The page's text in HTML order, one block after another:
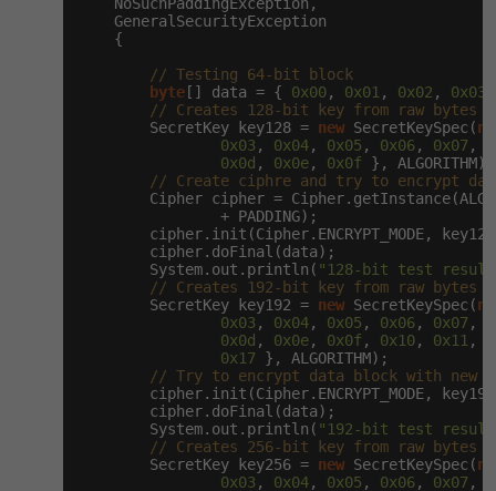
    GeneralSecurityException
    {
// Testing 64-bit block
byte [] data = { 0x00, 0x01 , 0x02 , 0x03
// Creates 128-bit key from raw bytes
        SecretKey key128 =
new SecretKeySpec(
0x03 , 0x04, 0x05 , 0x06, 0x07 ,
0x0d , 0x0e, 0x0f }, ALGORITHM);
// Create ciphre and try to encrypt
Cipher cipher =
                + PADDING);
cipher.init(Cipher.ENCRYPT_MODE,
        cipher.doFinal(data);
        System.out.println(
"128-bit test
// Creates 192-bit key from raw bytes
        SecretKey key192 =
new SecretKeySpec(
0x03 , 0x04, 0x05 , 0x06, 0x07 ,
0x0d , 0x0e, 0x0f , 0x10, 0x11 ,
0x17 }, ALGORITHM);
// Try to encrypt data block with new
cipher.init(Cipher.ENCRYPT_MODE,
        cipher.doFinal(data);
        System.out.println(
"192-bit test
// Creates 256-bit key from raw bytes
        SecretKey key256 =
new SecretKeySpec(
0x03 , 0x04, 0x05 , 0x06, 0x07 ,